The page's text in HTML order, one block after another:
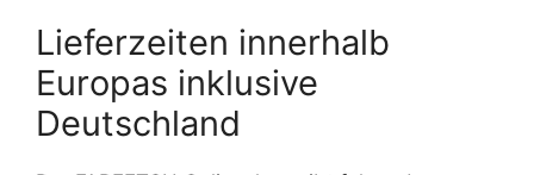
Lieferzeiten innerhalb
Europas inklusive
Deutschland